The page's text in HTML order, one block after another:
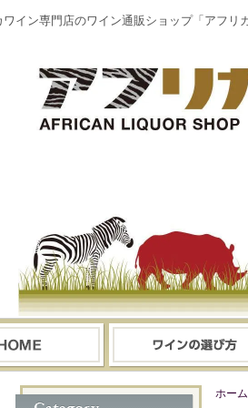
イン専門店のワイン通販ショップ「アフリ
ホーム